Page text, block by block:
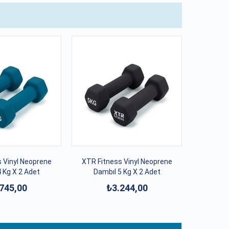
Vinyl Neoprene
Kg X 2 Adet
XTR Fitness Vinyl Neoprene
Dambıl 5 Kg X 2 Adet
₺3.244,00